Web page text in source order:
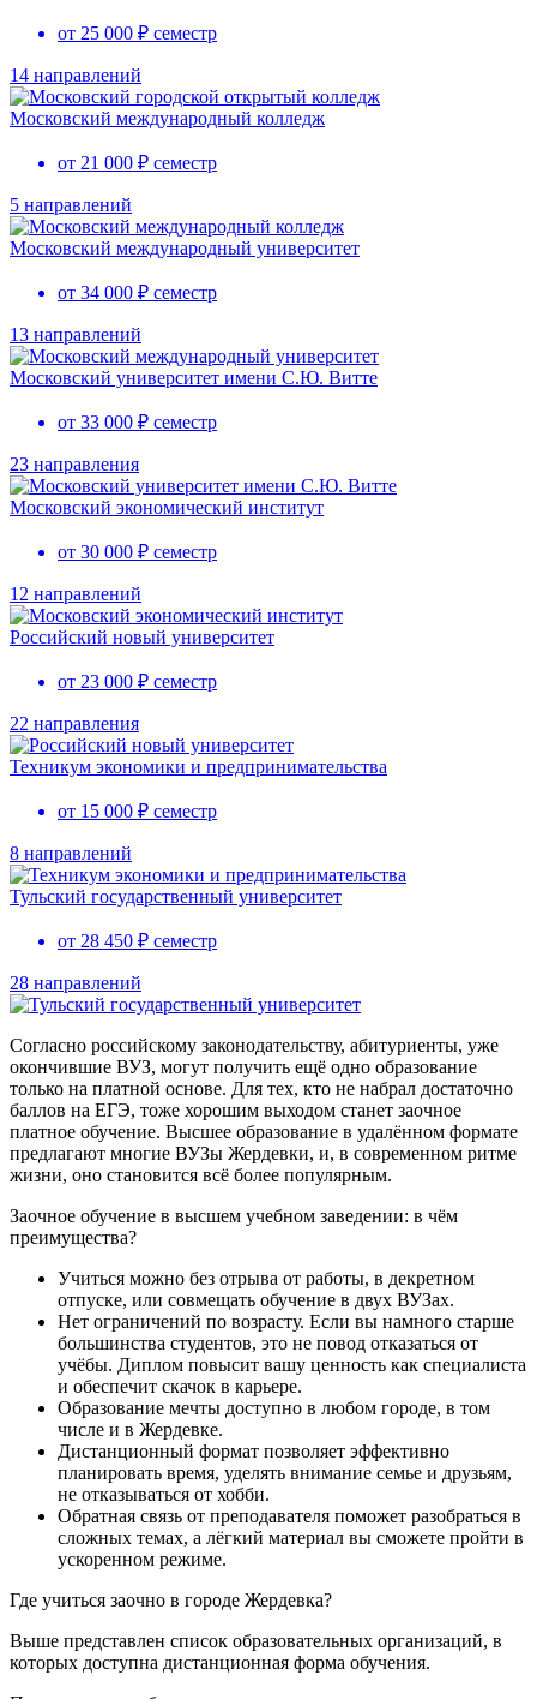
от 25 000 ₽ семестр
14 направлений
Московский международный колледж
от 21 000 ₽ семестр
5 направлений
Московский международный университет
от 34 000 ₽ семестр
13 направлений
Московский университет имени С.Ю. Витте
от 33 000 ₽ семестр
23 направления
Московский экономический институт
от 30 000 ₽ семестр
12 направлений
Российский новый университет
от 23 000 ₽ семестр
22 направления
Техникум экономики и предпринимательства
от 15 000 ₽ семестр
8 направлений
Тульский государственный университет
от 28 450 ₽ семестр
28 направлений
Согласно российскому законодательству, абитуриенты, уже
окончившие ВУЗ, могут получить ещё одно образование
только на платной основе. Для тех, кто не набрал достаточно
баллов на ЕГЭ, тоже хорошим выходом станет заочное
платное обучение. Высшее образование в удалённом формате
предлагают многие ВУЗы Жердевки, и, в современном ритме
жизни, оно становится всё более популярным.
Заочное обучение в высшем учебном заведении: в чём
преимущества?
Учиться можно без отрыва от работы, в декретном
отпуске, или совмещать обучение в двух ВУЗах.
Нет ограничений по возрасту. Если вы намного старше
большинства студентов, это не повод отказаться от
учёбы. Диплом повысит вашу ценность как специалиста
и обеспечит скачок в карьере.
Образование мечты доступно в любом городе, в том
числе и в Жердевке.
Дистанционный формат позволяет эффективно
планировать время, уделять внимание семье и друзьям,
не отказываться от хобби.
Обратная связь от преподавателя поможет разобраться в
сложных темах, а лёгкий материал вы сможете пройти в
ускоренном режиме.
Где учиться заочно в городе Жердевка?
Выше представлен список образовательных организаций, в
которых доступна дистанционная форма обучения.